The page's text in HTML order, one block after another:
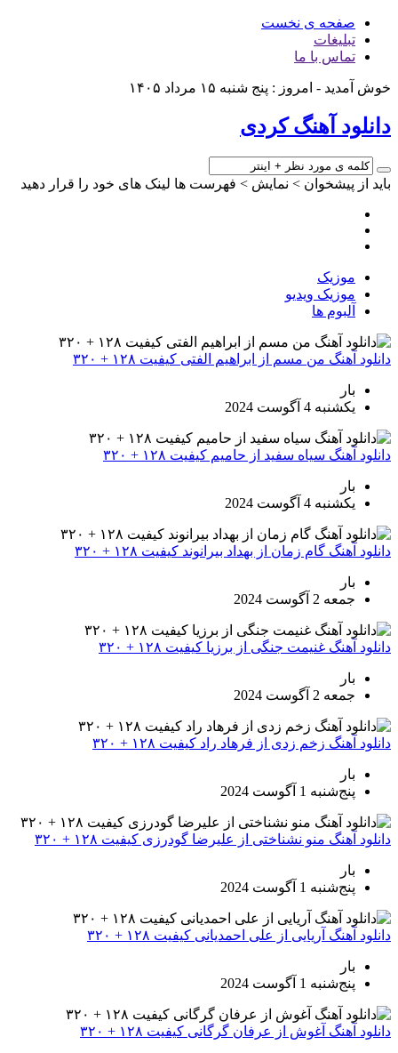
صفحه ی نخست
تبلیغات
تماس با ما
خوش آمدید - امروز : پنج شنبه ۱۵ مرداد ۱۴۰۵
دانلود آهنگ کردی
باید از پیشخوان > نمایش > فهرست ها لینک های خود را قرار دهید
موزیک
موزیک ویدیو
آلبوم ها
دانلود آهنگ من مسم از ابراهیم الفتی کیفیت ۱۲۸ + ۳۲۰
بار
یکشنبه 4 آگوست 2024
دانلود آهنگ سیاه سفید از حامیم کیفیت ۱۲۸ + ۳۲۰
بار
یکشنبه 4 آگوست 2024
دانلود آهنگ گام زمان از بهداد بیرانوند کیفیت ۱۲۸ + ۳۲۰
بار
جمعه 2 آگوست 2024
دانلود آهنگ غنیمت جنگی از برزیا کیفیت ۱۲۸ + ۳۲۰
بار
جمعه 2 آگوست 2024
دانلود آهنگ زخم زدی از فرهاد راد کیفیت ۱۲۸ + ۳۲۰
بار
پنج‌شنبه 1 آگوست 2024
دانلود آهنگ منو نشناختی از علیرضا گودرزی کیفیت ۱۲۸ + ۳۲۰
بار
پنج‌شنبه 1 آگوست 2024
دانلود آهنگ آریایی از علی احمدیانی کیفیت ۱۲۸ + ۳۲۰
بار
پنج‌شنبه 1 آگوست 2024
دانلود آهنگ آغوش از عرفان گرگانی کیفیت ۱۲۸ + ۳۲۰